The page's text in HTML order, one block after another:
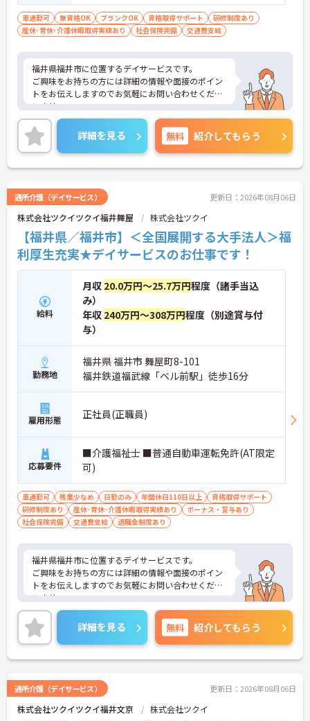
車通勤可 無資格OK ブランクOK 資格取得サポート
研修制度あり
産休･育休･介護休暇取得実績あり
社会保険完備 交通費支給
福井県福井市に位置するデイサービスです。
ご興味をお持ちの方には詳細の情報や面接のポイン
トをお伝えしますのでお気軽にお問い合わせくださ
いませ。
詳細を見る 無料 紹介してもらう
通所介護（デイサービス） 更新日：2026年08月06日
株式会社ツクイツクイ福井舞屋 株式会社ツクイ
【福井県／福井市】＜全国展開する大手法人＞福
利厚生充実★デイサービスのお仕事です！
給料
月収 20.0万円～25.7万円程度（諸手当込
み）
年収 240万円～308万円程度（別途賞与付
与）
勤務地
福井県 福井市 舞屋町8-101
福井鉄道福武線「ベル前駅」徒歩16分
雇用形態 正社員(正職員)
応募要件
■介護福祉士 ■普通自動車運転免許(AT限定
可)
車通勤可 残業少なめ 日勤のみ 年間休日110日以上
資格取得サポート
研修制度あり
産休･育休･介護休暇取得実績あり
ボーナス・賞与あり
社会保険完備
交通費支給 退職金制度あり
福井県福井市に位置するデイサービスです。
ご興味をお持ちの方には詳細の情報や面接のポイン
トをお伝えしますのでお気軽にお問い合わせくださ
いませ。
詳細を見る 無料 紹介してもらう
通所介護（デイサービス） 更新日：2026年08月06日
株式会社ツクイツクイ福井文京 株式会社ツクイ